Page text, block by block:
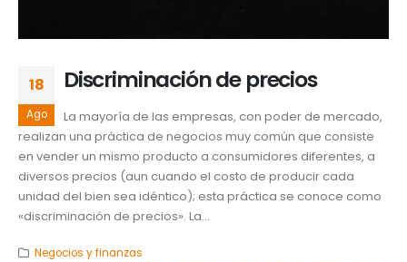
18
Ago
Discriminación de precios
La mayoría de las empresas, con poder de mercado,
realizan una práctica de negocios muy común que consiste
en vender un mismo producto a consumidores diferentes, a
diversos precios (aun cuando el costo de producir cada
unidad del bien sea idéntico); esta práctica se conoce como
«discriminación de precios». La...
Negocios y finanzas